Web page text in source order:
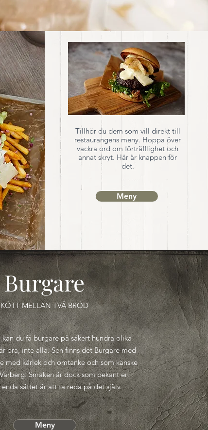
Tillhör du dem som vill direkt till
restaurangens meny. Hoppa över
vackra ord om förträfflighet och
annat skryt. Här är knappen för
det.
Meny
Burgare
KÖTT MELLAN TVÅ BRÖD
kan du få burgare på säkert hundra olika
bra, inte alla. Sen finns det Burgare med
med kärlek och omtanke och som kanske
Smaken är dock som bekant en
enda sättet är att ta reda på det själv.
Meny